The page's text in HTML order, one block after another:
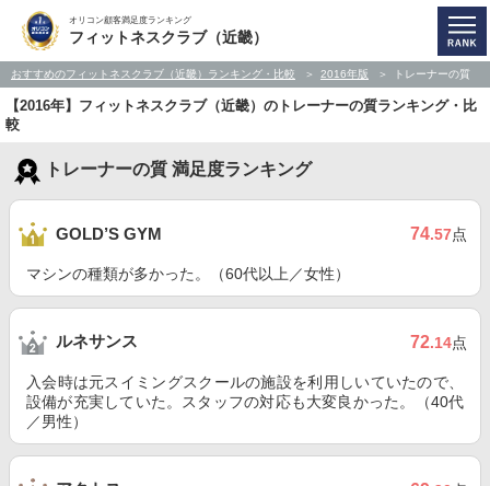
オリコン顧客満足度ランキング
フィットネスクラブ（近畿）
おすすめのフィットネスクラブ（近畿）ランキング・比較 2016年版 トレーナーの質
【2016年】フィットネスクラブ（近畿）のトレーナーの質ランキング・比
較
トレーナーの質 満足度ランキング
GOLD’S GYM 74.57点
マシンの種類が多かった。（60代以上／女性）
ルネサンス 72.14点
入会時は元スイミングスクールの施設を利用しいていたので、
設備が充実していた。スタッフの対応も大変良かった。（40代
／男性）